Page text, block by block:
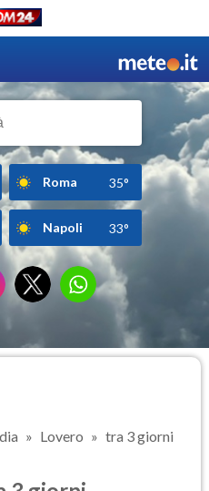
Roma 35°
Napoli 33°
Lovero tra 3 giorni